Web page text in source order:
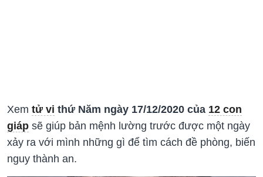
Xem tử vi thứ Năm ngày 17/12/2020 của 12 con
giáp sẽ giúp bản mệnh lường trước được một ngày
xảy ra với mình những gì để tìm cách đề phòng, biến
nguy thành an.